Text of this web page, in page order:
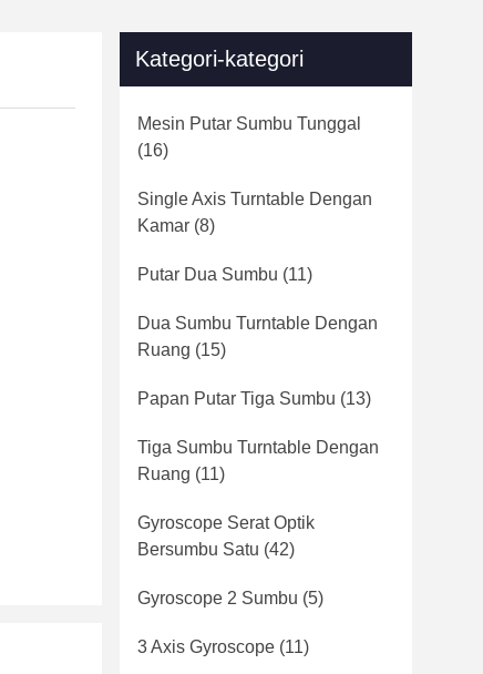
Kategori-kategori
Mesin Putar Sumbu Tunggal
(16)
Single Axis Turntable Dengan
Kamar (8)
Putar Dua Sumbu (11)
Dua Sumbu Turntable Dengan
Ruang (15)
Papan Putar Tiga Sumbu (13)
Tiga Sumbu Turntable Dengan
Ruang (11)
Gyroscope Serat Optik
Bersumbu Satu (42)
Gyroscope 2 Sumbu (5)
3 Axis Gyroscope (11)